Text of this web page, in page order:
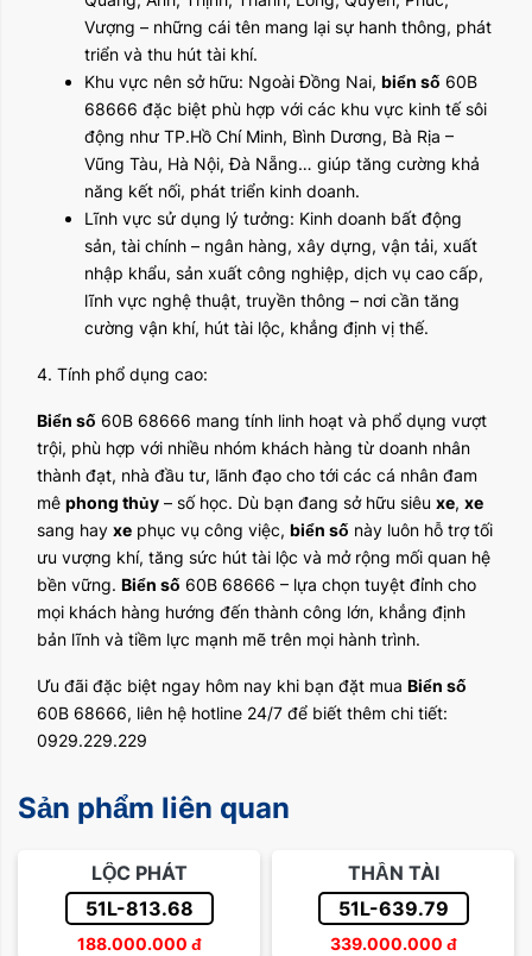
Vượng – những cái tên mang lại sự hanh thông, phát
triển và thu hút tài khí.
Khu vực nên sở hữu: Ngoài Đồng Nai, biển số 60B
68666 đặc biệt phù hợp với các khu vực kinh tế sôi
động như TP.Hồ Chí Minh, Bình Dương, Bà Rịa –
Vũng Tàu, Hà Nội, Đà Nẵng… giúp tăng cường khả
năng kết nối, phát triển kinh doanh.
Lĩnh vực sử dụng lý tưởng: Kinh doanh bất động
sản, tài chính – ngân hàng, xây dựng, vận tải, xuất
nhập khẩu, sản xuất công nghiệp, dịch vụ cao cấp,
lĩnh vực nghệ thuật, truyền thông – nơi cần tăng
cường vận khí, hút tài lộc, khẳng định vị thế.
4. Tính phổ dụng cao:
Biển số 60B 68666 mang tính linh hoạt và phổ dụng vượt
trội, phù hợp với nhiều nhóm khách hàng từ doanh nhân
thành đạt, nhà đầu tư, lãnh đạo cho tới các cá nhân đam
mê phong thủy – số học. Dù bạn đang sở hữu siêu xe, xe
sang hay xe phục vụ công việc, biển số này luôn hỗ trợ tối
ưu vượng khí, tăng sức hút tài lộc và mở rộng mối quan hệ
bền vững. Biển số 60B 68666 – lựa chọn tuyệt đỉnh cho
mọi khách hàng hướng đến thành công lớn, khẳng định
bản lĩnh và tiềm lực mạnh mẽ trên mọi hành trình.
Ưu đãi đặc biệt ngay hôm nay khi bạn đặt mua Biển số
60B 68666, liên hệ hotline 24/7 để biết thêm chi tiết:
0929.229.229
Sản phẩm liên quan
LỘC PHÁT
51L-813.68
188.000.000 đ
THẦN TÀI
51L-639.79
339.000.000 đ